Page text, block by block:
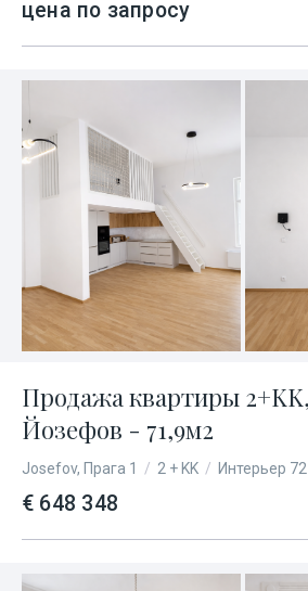
цена по запросу
Продажа квартиры
Йозефов - 71,9м2
Josefov, Прага 1 / 2 + KK / Интерьер
€ 648 348